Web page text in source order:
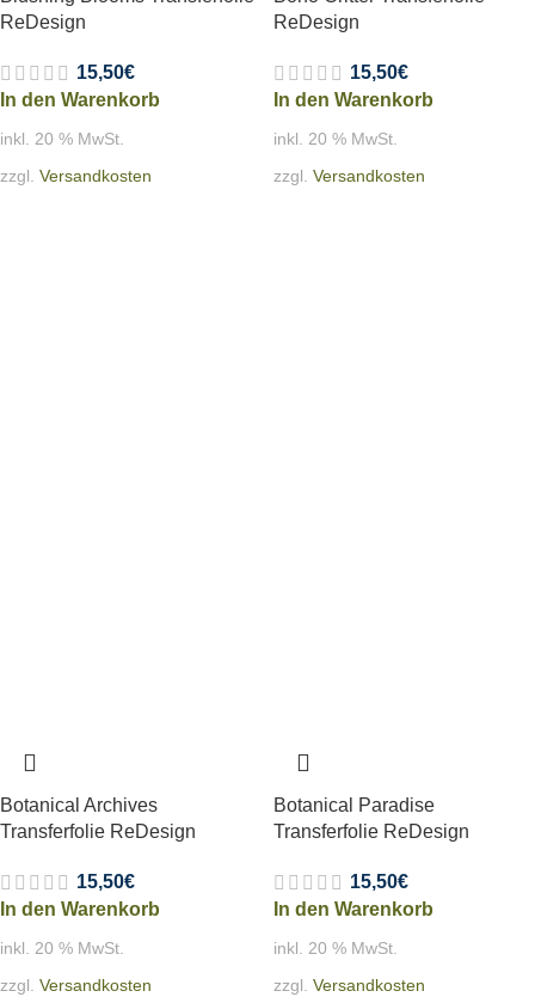
ReDesign
15,50€
In den Warenkorb
inkl. 20 % MwSt.
zzgl. Versandkosten
ReDesign
15,50€
In den Warenkorb
inkl. 20 % MwSt.
zzgl. Versandkosten
Botanical Archives
Transferfolie ReDesign
15,50€
In den Warenkorb
inkl. 20 % MwSt.
zzgl. Versandkosten
Botanical Paradise
Transferfolie ReDesign
15,50€
In den Warenkorb
inkl. 20 % MwSt.
zzgl. Versandkosten